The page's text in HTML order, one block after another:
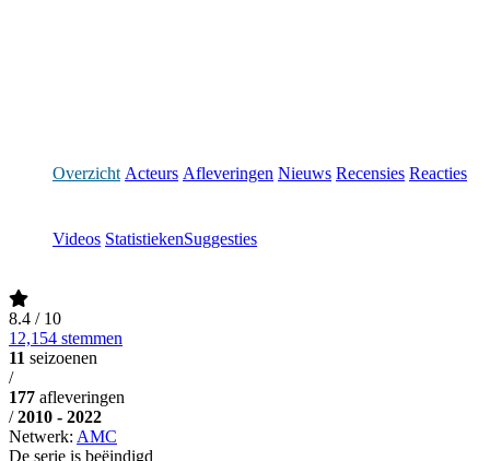
Overzicht Acteurs Afleveringen Nieuws Recensies Reacties
Videos StatistiekenSuggesties
8.4 / 10
12,154 stemmen
11 seizoenen
/
177 afleveringen
/ 2010 - 2022
Netwerk: AMC
De serie is beëindigd